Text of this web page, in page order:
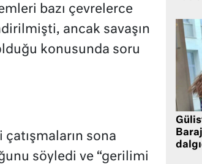
bazı çevrelerce
ancak savaşın
konusunda soru
çatışmaların sona
söyledi ve “gerilimi